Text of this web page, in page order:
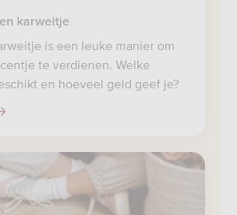
karweitje
is een leuke manier om
te verdienen. Welke
en hoeveel geld geef je?